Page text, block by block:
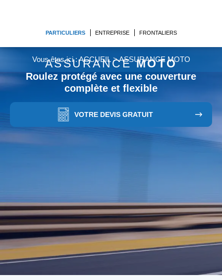
PARTICULIERS ENTREPRISE FRONTALIERS
Vous êtes ici :ACCUEIL>ASSURANCE MOTO
ASSURANCEMOTO
Roulez protégé avec une couverture
complète et flexible
VOTRE DEVIS GRATUIT